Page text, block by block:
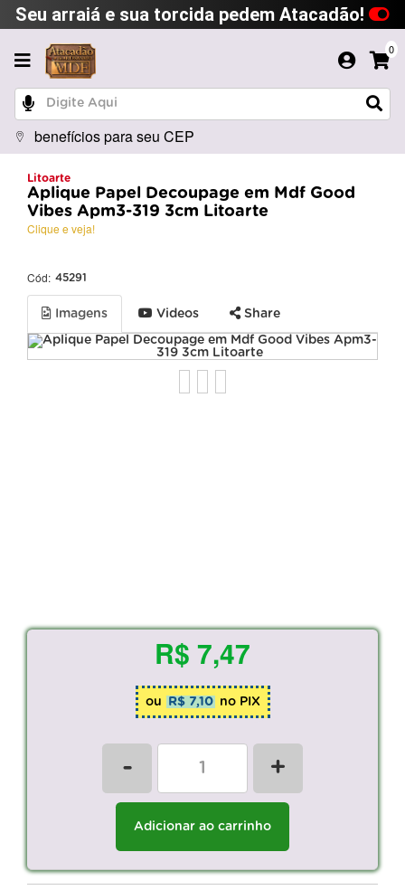
Seu arraiá e sua torcida pedem Atacadão!
0
benefícios para seu CEP
Litoarte
Aplique Papel Decoupage em Mdf Good
Vibes Apm3-319 3cm Litoarte
Clique e veja!
Cód: 45291
Imagens Videos Share
R$ 7,47
ou R$ 7,10 no PIX
- +
Adicionar ao carrinho